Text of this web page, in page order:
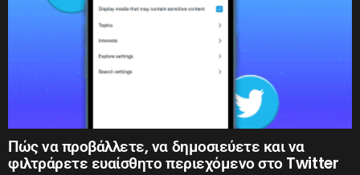
Πώς να προβάλλετε, να δημοσιεύετε και να
φιλτράρετε ευαίσθητο περιεχόμενο στο Twitter